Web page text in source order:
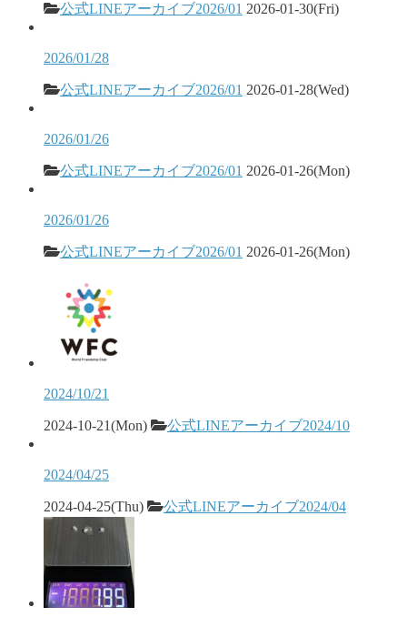
公式LINEアーカイブ2026/01 2026-01-30(Fri)
2026/01/28
公式LINEアーカイブ2026/01 2026-01-28(Wed)
2026/01/26
公式LINEアーカイブ2026/01 2026-01-26(Mon)
2026/01/26
公式LINEアーカイブ2026/01 2026-01-26(Mon)
2024/10/21
2024-10-21(Mon) 公式LINEアーカイブ2024/10
2024/04/25
2024-04-25(Thu) 公式LINEアーカイブ2024/04